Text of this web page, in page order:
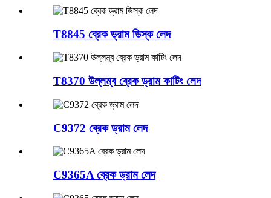
T8845 ব্রেক ড্রাম ডিস্ক লেদ
T8370 উল্লম্ব ব্রেক ড্রাম কাটিং লেদ
C9372 ব্রেক ড্রাম লেদ
C9365A ব্রেক ড্রাম লেদ